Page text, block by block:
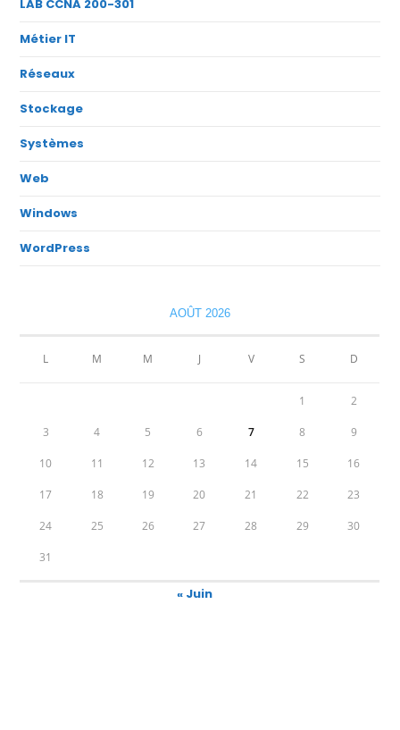
LAB CCNA 200-301
Métier IT
Réseaux
Stockage
Systèmes
Web
Windows
WordPress
AOÛT 2026
L M M J V S D
1 2
3 4 5 6 7 8 9
10 11 12 13 14 15 16
17 18 19 20 21 22 23
24 25 26 27 28 29 30
31
« Juin